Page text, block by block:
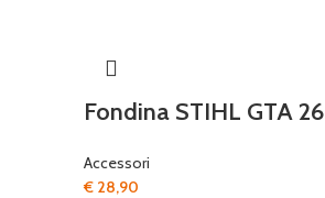
Fondina STIHL GTA 26
Accessori
€ 28,90